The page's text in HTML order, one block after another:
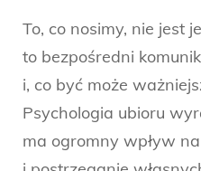
To, co nosimy, nie jest
to bezpośredni
i, co być może
Psychologia ubioru
ma ogromny wpływ